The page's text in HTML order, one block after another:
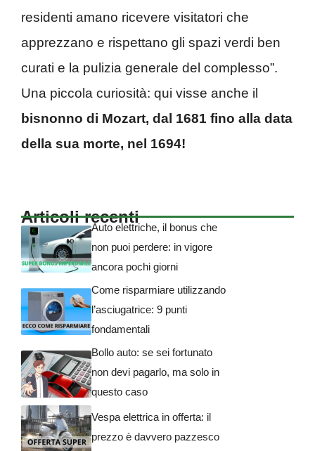
residenti amano ricevere visitatori che
apprezzano e rispettano gli spazi verdi ben
curati e la pulizia generale del complesso”.
Una piccola curiosità: qui visse anche il
bisnonno di Mozart, dal 1681 fino alla data
della sua morte, nel 1694!
Articoli recenti
Auto elettriche, il bonus che
non puoi perdere: in vigore
ancora pochi giorni
Come risparmiare utilizzando
l’asciugatrice: 9 punti
fondamentali
Bollo auto: se sei fortunato
non devi pagarlo, ma solo in
questo caso
Vespa elettrica in offerta: il
prezzo è davvero pazzesco